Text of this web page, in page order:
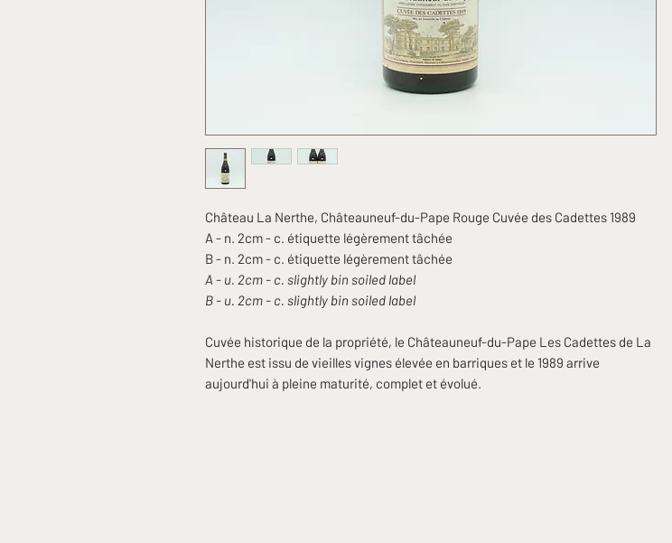
Château La Nerthe, Châteauneuf-du-Pape Rouge Cuvée des Cadettes 1989
A - n. 2cm - c. étiquette légèrement tâchée
B - n. 2cm - c. étiquette légèrement tâchée
A - u. 2cm - c. slightly bin soiled label
B - u. 2cm - c. slightly bin soiled label
Cuvée historique de la propriété, le Châteauneuf-du-Pape Les Cadettes de La
Nerthe est issu de vieilles vignes élevée en barriques et le 1989 arrive
aujourd'hui à pleine maturité, complet et évolué.